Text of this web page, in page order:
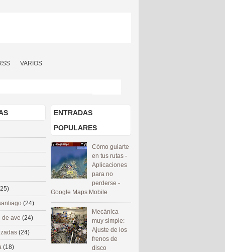
VARIOS
ENTRADAS
POPULARES
Cómo guiarte
en tus rutas -
Aplicaciones
para no
perderse -
Google Maps Mobile
Mecánica
muy simple:
Ajuste de los
frenos de
disco
(24)
de ave (24)
(24)
(18)